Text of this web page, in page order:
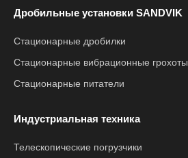
Дробильные установки SANDVIK
Стационарные дробилки
Стационарные вибрационные грохоты
Стационарные питатели
Индустриальная техника
Телескопические погрузчики